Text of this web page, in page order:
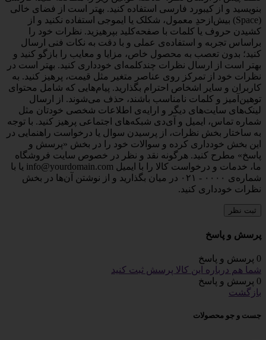
بنویسید و از کیبورد فارسی استفاده کنید. بهتر است از فضای خالی
(Space) بیش‌از‌حدِ معمول، شکلک یا ایموجی استفاده نکنید و از
کشیدن حروف یا کلمات با صفحه‌کلید بپرهیزید. نظرات خود را
براساس تجربه و استفاده‌ی عملی و با دقت به نکات فنی ارسال
کنید؛ بدون تعصب به محصول خاص، مزایا و معایب را بازگو کنید و
بهتر است از ارسال نظرات چندکلمه‌‌ای خودداری کنید. بهتر است در
نظرات خود از تمرکز روی عناصر متغیر مثل قیمت، پرهیز کنید. به
کاربران و سایر اشخاص احترام بگذارید. پیام‌هایی که شامل محتوای
توهین‌آمیز و کلمات نامناسب باشند، حذف می‌شوند. از ارسال
لینک‌های سایت‌های دیگر و ارایه‌ی اطلاعات شخصی خودتان مثل
شماره تماس، ایمیل و آی‌دی شبکه‌های اجتماعی پرهیز کنید. با توجه
به ساختار بخش نظرات، از پرسیدن سوال یا درخواست راهنمایی در
این بخش خودداری کرده و سوالات خود را در بخش «پرسش و
پاسخ» مطرح کنید. هرگونه نقد و نظر در خصوص سایت فروشگاه
ما، خدمات و درخواست کالا را با ایمیل info@yourdomain.com یا با
شماره‌ی ۰۰۰۰ - ۰۲۱ در میان بگذارید و از نوشتن آن‌ها در بخش
نظرات خودداری کنید.
ثبت نظر
پرسش و پاسخ
0 پرسش و پاسخ
شما هم درباره این کالا پرسش ثبت کنید
0 پرسش و پاسخ
بازگشت
جست و جو محصولات